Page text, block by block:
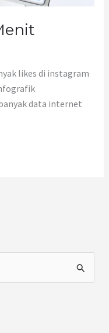
likes di instagram
data internet